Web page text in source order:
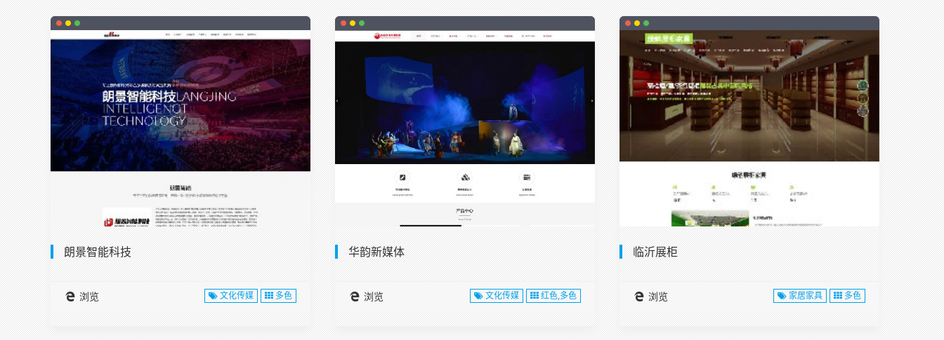
朗景智能科技
浏览 文化传媒 多色
华韵新媒体
浏览 文化传媒 红色,多色
临沂展柜
浏览 家居家具 多色